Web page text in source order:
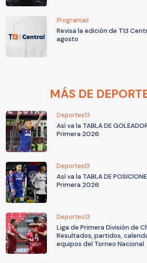
Programas
Revisa la edición de T13
agosto
MÁS DE
Deportes13
Así va la TABLA DE
Primera 2026
Deportes13
Así va la TABLA DE
Primera 2026
Deportes13
Liga de Primera División de
Resultados, partidos,
equipos del Torneo Nacional